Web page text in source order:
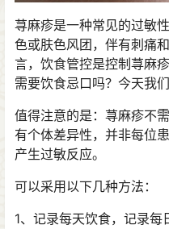
荨麻疹是一种常见的过敏
色或肤色风团，伴有刺痛
言，饮食管控是控制荨麻
需要饮食忌口吗？今天我们
值得注意的是：荨麻疹不
有个体差异性，并非每位
产生过敏反应。
可以采用以下几种方法：
1、记录每天饮食，记录